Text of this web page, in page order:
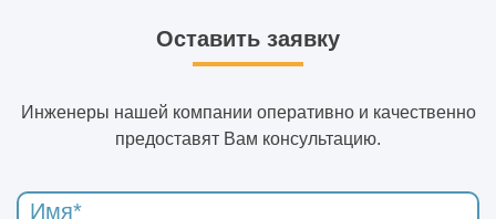
Оставить заявку
Инженеры нашей компании оперативно и качественно
предоставят Вам консультацию.